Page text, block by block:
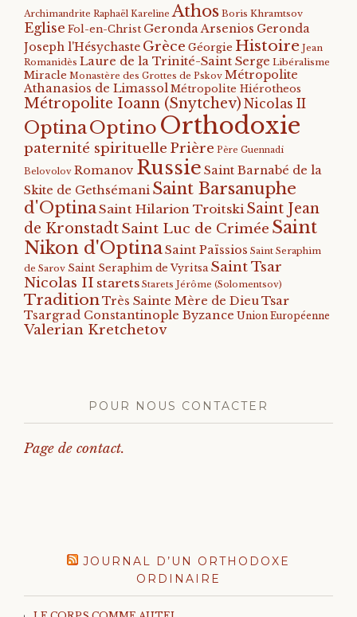
Archimandrite Raphaël Kareline Athos Boris Khramtsov
Eglise Fol-en-Christ Geronda Arsenios Geronda
Joseph l'Hésychaste Grèce Géorgie Histoire Jean
Romanidès Laure de la Trinité-Saint Serge Libéralisme
Miracle Monastère des Grottes de Pskov Métropolite
Athanasios de Limassol Métropolite Hiérotheos
Métropolite Ioann (Snytchev) Nicolas II
OptinaOptino Orthodoxie
paternité spirituelle Prière Père Guennadi
Belovolov Romanov Russie Saint Barnabé de la
Skite de Gethsémani Saint Barsanuphe
d'OptinaSaint Hilarion Troitski Saint Jean
de KronstadtSaint Luc de Crimée Saint
Nikon d'OptinaSaint Païssios Saint Seraphim
de Sarov Saint Seraphim de Vyritsa Saint Tsar
Nicolas II starets Starets Jérôme (Solomentsov)
TraditionTrès Sainte Mère de DieuTsar
Tsargrad Constantinople Byzance Union Européenne
Valerian Kretchetov
POUR NOUS CONTACTER
Page de contact.
JOURNAL D’UN ORTHODOXE
ORDINAIRE